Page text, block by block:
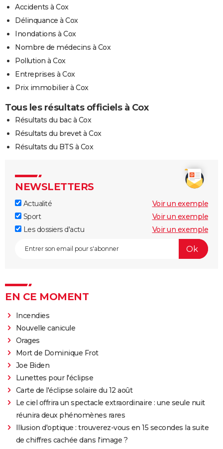
Accidents à Cox
Délinquance à Cox
Inondations à Cox
Nombre de médecins à Cox
Pollution à Cox
Entreprises à Cox
Prix immobilier à Cox
Tous les résultats officiels à Cox
Résultats du bac à Cox
Résultats du brevet à Cox
Résultats du BTS à Cox
NEWSLETTERS
Actualité
Voir un exemple
Sport
Voir un exemple
Les dossiers d'actu
Voir un exemple
EN CE MOMENT
Incendies
Nouvelle canicule
Orages
Mort de Dominique Frot
Joe Biden
Lunettes pour l'éclipse
Carte de l'éclipse solaire du 12 août
Le ciel offrira un spectacle extraordinaire : une seule nuit
réunira deux phénomènes rares
Illusion d'optique : trouverez-vous en 15 secondes la suite
de chiffres cachée dans l'image ?